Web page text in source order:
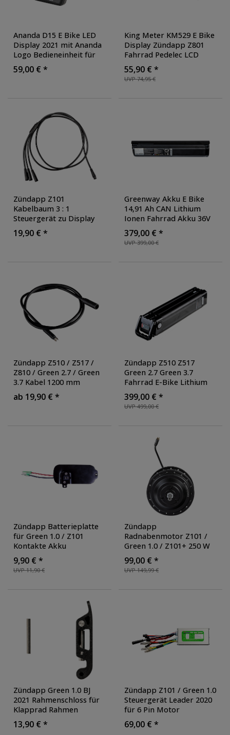
Ananda D15 E Bike LED
Display 2021 mit Ananda
Logo Bedieneinheit für
Z503 / Z504 / Z505 / Z802
/ Z80S / Z898 / Green 7.7
59,00 € *
King Meter KM529 E Bike
Display Zündapp Z801
Fahrrad Pedelec LCD
Fahrraddisplay Anzeige
Elektrofahrrad 5-polig
UVP 74,95 €
55,90 € *
Zündapp Z101
Kabelbaum 3 : 1
Steuergerät zu Display
und 2x Power Cut Off
Kabel für E Bike
19,90 € *
Greenway Akku E Bike
14,91 Ah CAN Lithium
Ionen Fahrrad Akku 36V
Ersatzakku Batterie für
Ebike Fahrradakku 550
Wh
UVP 399,00 €
379,00 € *
Zündapp Z510 / Z517 /
Z810 / Green 2.7 / Green
3.7 Kabel 1200 mm
Verbindungskabel
Motorkabel Ananda 9-
ab 19,90 € *
Zündapp Z510 Z517
Green 2.7 Green 3.7
Fahrrad E-Bike Lithium
Ionen Akku 36 V 10,4 15
Ah 374,4 540 Wh Pedelec
Fahrradakku Ersatzakku
UVP 499,00 €
399,00 € *
Zündapp Batterieplatte
für Green 1.0 / Z101
Kontakte Akku
Verbindung
Akkuverbindung
Abdeckung
UVP 11,90 €
9,90 € *
Zündapp
Radnabenmotor Z101 /
Green 1.0 / Z101+ 250 W
9-poliger Stecker Motor
UVP 149,99 €
99,00 € *
Zündapp Green 1.0 BJ
2021 Rahmenschloss für
Klapprad Rahmen
Spannhebel
Klappmechanismus
13,90 € *
Zündapp Z101 / Green 1.0
Steuergerät Leader 2020
für 6 Pin Motor
Controller
Motorsteuergerät
69,00 € *